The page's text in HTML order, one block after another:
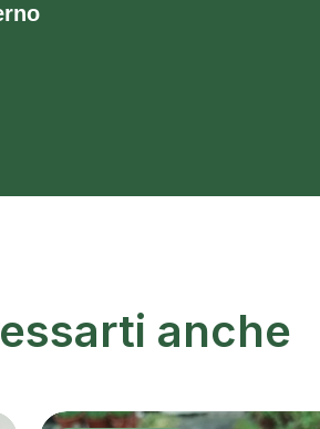
anche